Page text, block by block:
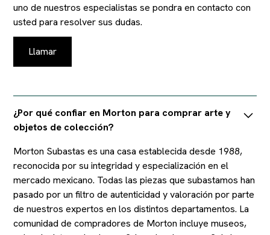
uno de nuestros especialistas se pondra en contacto con
usted para resolver sus dudas.
Llamar
¿Por qué confiar en Morton para comprar arte y
objetos de colección?
Morton Subastas es una casa establecida desde 1988,
reconocida por su integridad y especialización en el
mercado mexicano. Todas las piezas que subastamos han
pasado por un filtro de autenticidad y valoración por parte
de nuestros expertos en los distintos departamentos. La
comunidad de compradores de Morton incluye museos,